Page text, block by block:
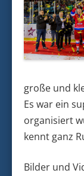
große und
Es war ein
organisiert
kennt ganz
Bilder und